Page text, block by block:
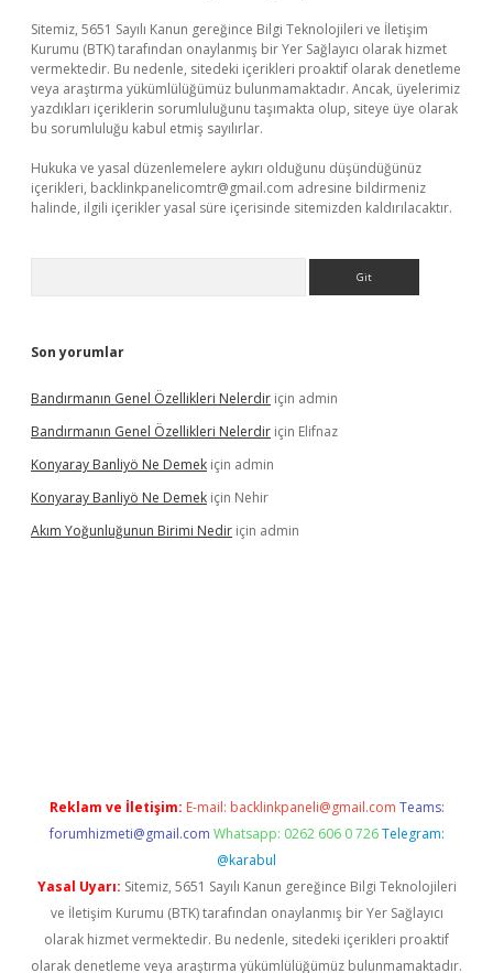
Sitemiz, 5651 Sayılı Kanun gereğince Bilgi Teknolojileri ve İletişim
Kurumu (BTK) tarafından onaylanmış bir Yer Sağlayıcı olarak hizmet
vermektedir. Bu nedenle, sitedeki içerikleri proaktif olarak denetleme
veya araştırma yükümlülüğümüz bulunmamaktadır. Ancak, üyelerimiz
yazdıkları içeriklerin sorumluluğunu taşımakta olup, siteye üye olarak
bu sorumluluğu kabul etmiş sayılırlar.
Hukuka ve yasal düzenlemelere aykırı olduğunu düşündüğünüz
içerikleri, backlinkpanelicomtr@gmail.com adresine bildirmeniz
halinde, ilgili içerikler yasal süre içerisinde sitemizden kaldırılacaktır.
Son yorumlar
Bandırmanın Genel Özellikleri Nelerdir için admin
Bandırmanın Genel Özellikleri Nelerdir için Elifnaz
Konyaray Banliyö Ne Demek için admin
Konyaray Banliyö Ne Demek için Nehir
Akım Yoğunluğunun Birimi Nedir için admin
Reklam ve İletişim: E-mail: backlinkpaneli@gmail.com Teams:
forumhizmeti@gmail.com Whatsapp: 0262 606 0 726 Telegram:
@karabul
Yasal Uyarı: Sitemiz, 5651 Sayılı Kanun gereğince Bilgi Teknolojileri
ve İletişim Kurumu (BTK) tarafından onaylanmış bir Yer Sağlayıcı
olarak hizmet vermektedir. Bu nedenle, sitedeki içerikleri proaktif
olarak denetleme veya araştırma yükümlülüğümüz bulunmamaktadır.